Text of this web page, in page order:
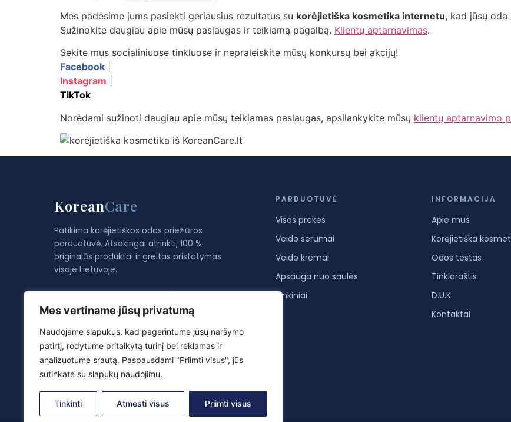
Mes vertiname jūsų privatumą
Naudojame slapukus, kad pagerintume jūsų naršymo
patirtį, rodytume pritaikytą turinį bei reklamas ir
analizuotume srautą. Paspausdami "Priimti visus", jūs
sutinkate su slapukų naudojimu.
Tinkinti Atmesti visus Priimti visus
Mes padėsime jums pasiekti geriausius rezultatus su korėjietiška kosmetika internetu, kad jūsų
Sužinokite daugiau apie mūsų paslaugas ir teikiamą pagalbą. Klientų aptarnavimas.
Sekite mus socialiniuose tinkluose ir nepraleiskite mūsų konkursų bei akcijų!
Facebook
Instagram
TikTok
Norėdami sužinoti daugiau apie mūsų teikiamas paslaugas, apsilankykite mūsų klientų aptarnavimo
KoreanCare
Patikima korėjietiškos odos priežiūros
parduotuvė. Atsakingai atrinkti, 100 %
originalūs produktai ir greitas pristatymas
visoje Lietuvoje.
Gauk −10 % nuolaidą pirmam užsakymui ir
odos priežiūros patarimų.
Gauti
PARDUOTUVĖ
Visos prekės
Veido serumai
Veido kremai
Apsauga nuo saulės
Rinkiniai
INFORMACIJA
Apie mus
Korėjietiška
Odos testas
Tinklaraštis
D.U.K
Kontaktai